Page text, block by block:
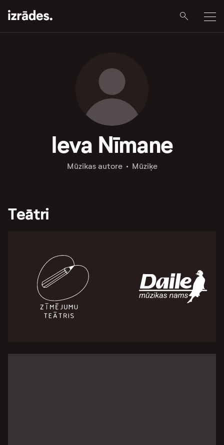
Ieva Nīmane
Mūzikas autore Mūziķe
Teātri